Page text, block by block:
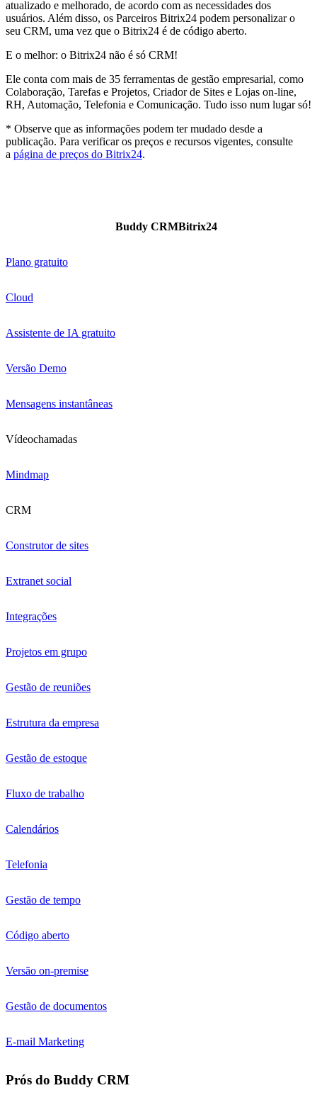
atualizado e melhorado, de acordo com as necessidades dos
usuários. Além disso, os Parceiros Bitrix24 podem personalizar o
seu CRM, uma vez que o Bitrix24 é de código aberto.
E o melhor: o Bitrix24 não é só CRM!
Ele conta com mais de 35 ferramentas de gestão empresarial, como
Colaboração, Tarefas e Projetos, Criador de Sites e Lojas on-line,
RH, Automação, Telefonia e Comunicação. Tudo isso num lugar só!
* Observe que as informações podem ter mudado desde a
publicação. Para verificar os preços e recursos vigentes, consulte
a página de preços do Bitrix24.
Buddy CRMBitrix24
Plano gratuito
Cloud
Assistente de IA gratuito
Versão Demo
Mensagens instantâneas
Vídeochamadas
Mindmap
CRM
Construtor de sites
Extranet social
Integrações
Projetos em grupo
Gestão de reuniões
Estrutura da empresa
Gestão de estoque
Fluxo de trabalho
Calendários
Telefonia
Gestão de tempo
Código aberto
Versão on-premise
Gestão de documentos
E-mail Marketing
Prós do Buddy CRM